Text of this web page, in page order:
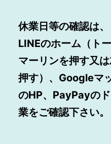
休業日等の確認は
LINEのホーム（ト
マーリンを押す又
押す）、Googleマ
のHP、PayPayの
業をご確認下さい。